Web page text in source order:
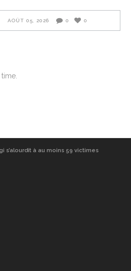
AOÛT 05, 2026 0 0
s’alourdit à au moins 59 victimes